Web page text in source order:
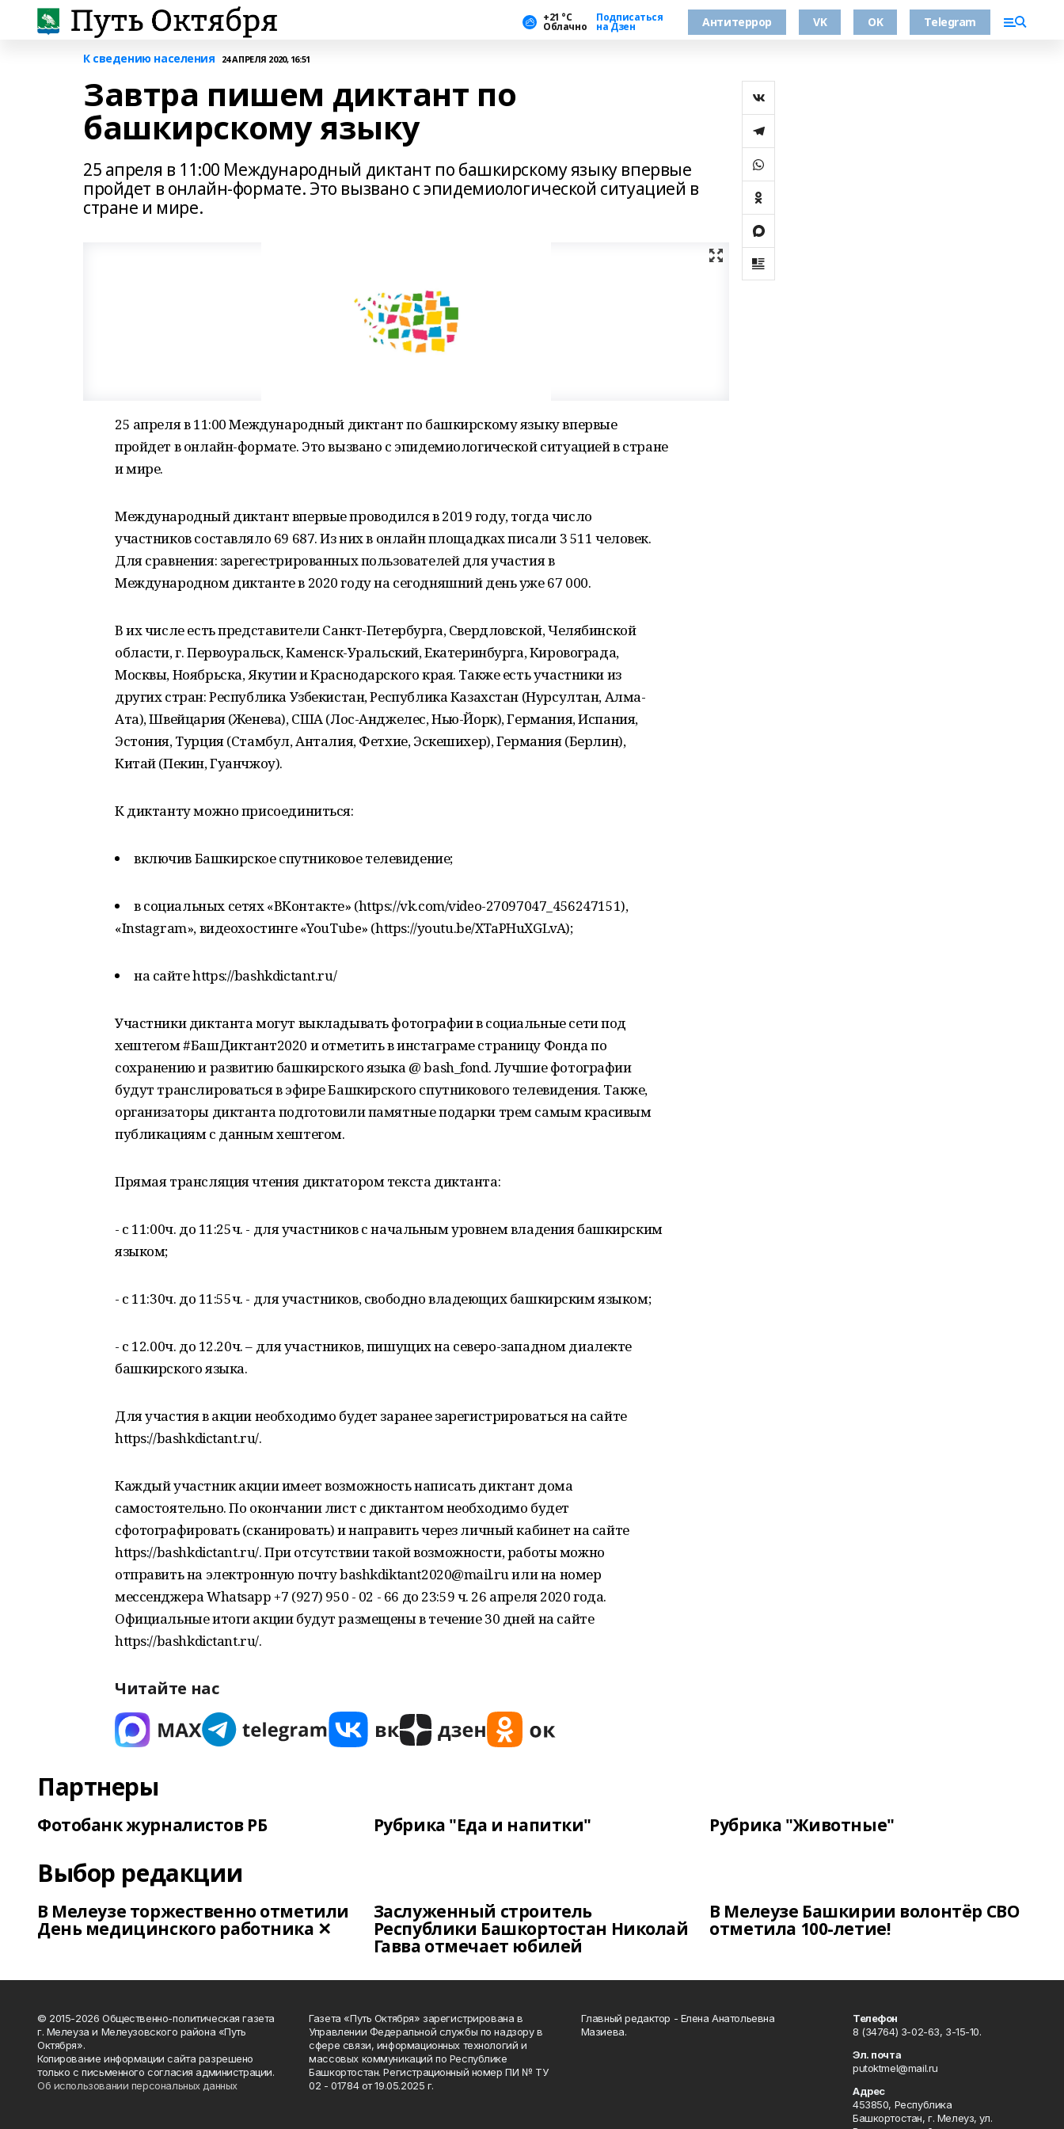
+21 °С
Облачно
Подписаться
на Дзен Антитеррор VK OK Telegram
К сведению населения 24 АПРЕЛЯ 2020, 16:51
Завтра пишем диктант по
башкирскому языку
25 апреля в 11:00 Международный диктант по башкирскому языку впервые
пройдет в онлайн-формате. Это вызвано с эпидемиологической ситуацией в
стране и мире.
25 апреля в 11:00 Международный диктант по башкирскому языку впервые
пройдет в онлайн-формате. Это вызвано с эпидемиологической ситуацией в стране
и мире.
Международный диктант впервые проводился в 2019 году, тогда число
участников составляло 69 687. Из них в онлайн площадках писали 3 511 человек.
Для сравнения: зарегестрированных пользователей для участия в
Международном диктанте в 2020 году на сегодняшний день уже 67 000.
В их числе есть представители Санкт-Петербурга, Свердловской, Челябинской
области, г. Первоуральск, Каменск-Уральский, Екатеринбурга, Кировограда,
Москвы, Ноябрьска, Якутии и Краснодарского края. Также есть участники из
других стран: Республика Узбекистан, Республика Казахстан (Нурсултан, Алма-
Ата), Швейцария (Женева), США (Лос-Анджелес, Нью-Йорк), Германия, Испания,
Эстония, Турция (Стамбул, Анталия, Фетхие, Эскешихер), Германия (Берлин),
Китай (Пекин, Гуанчжоу).
К диктанту можно присоединиться:
включив Башкирское спутниковое телевидение;
в социальных сетях «ВКонтакте» (https://vk.com/video-27097047_456247151),
«Instagram», видеохостинге «YouTube» (https://youtu.be/XTaPHuXGLvA);
на сайте https://bashkdictant.ru/
Участники диктанта могут выкладывать фотографии в социальные сети под
хештегом #БашДиктант2020 и отметить в инстаграме страницу Фонда по
сохранению и развитию башкирского языка @ bash_fond. Лучшие фотографии
будут транслироваться в эфире Башкирского спутникового телевидения. Также,
организаторы диктанта подготовили памятные подарки трем самым красивым
публикациям с данным хештегом.
Прямая трансляция чтения диктатором текста диктанта:
- с 11:00ч. до 11:25ч. - для участников с начальным уровнем владения башкирским
языком;
- с 11:30ч. до 11:55ч. - для участников, свободно владеющих башкирским языком;
- с 12.00ч. до 12.20ч. – для участников, пишущих на северо-западном диалекте
башкирского языка.
Для участия в акции необходимо будет заранее зарегистрироваться на сайте
https://bashkdictant.ru/.
Каждый участник акции имеет возможность написать диктант дома
самостоятельно. По окончании лист с диктантом необходимо будет
сфотографировать (сканировать) и направить через личный кабинет на сайте
https://bashkdictant.ru/. При отсутствии такой возможности, работы можно
отправить на электронную почту bashkdiktant2020@mail.ru или на номер
мессенджера Whatsapp +7 (927) 950 - 02 - 66 до 23:59 ч. 26 апреля 2020 года.
Официальные итоги акции будут размещены в течение 30 дней на сайте
https://bashkdictant.ru/.
Читайте нас
Партнеры
Фотобанк журналистов РБ Рубрика "Еда и напитки" Рубрика "Животные"
Выбор редакции
В Мелеузе торжественно отметили
День медицинского работника ✕
Заслуженный строитель
Республики Башкортостан Николай
Гавва отмечает юбилей
В Мелеузе Башкирии волонтёр СВО
отметила 100-летие!
© 2015-2026 Общественно-политическая газета
г. Мелеуза и Мелеузовского района «Путь
Октября».
Копирование информации сайта разрешено
только с письменного согласия администрации.
Об использовании персональных данных
Газета «Путь Октября» зарегистрирована в
Управлении Федеральной службы по надзору в
сфере связи, информационных технологий и
массовых коммуникаций по Республике
Башкортостан. Регистрационный номер ПИ № ТУ
02 - 01784 от 19.05.2025 г.
Главный редактор - Елена Анатольевна
Мазиева.
Телефон
8 (34764) 3-02-63, 3-15-10.
Эл. почта
putoktmel@mail.ru
Адрес
453850, Республика
Башкортостан, г. Мелеуз, ул.